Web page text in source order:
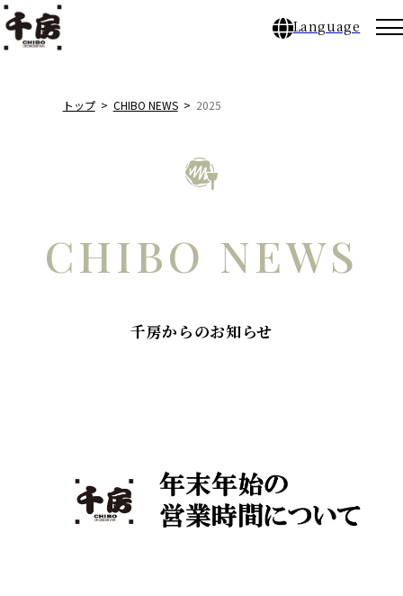
千房のこだわり
店舗一覧／店舗予約
CHIBO NEWS
Language
トップ CHIBO NEWS 2025
CHIBO NEWS
千房からのお知らせ